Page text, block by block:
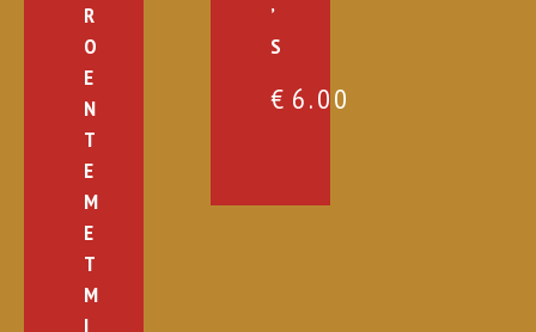
R
O
E
N
T
E
M
E
T
M
I
’
S
€ 6.00